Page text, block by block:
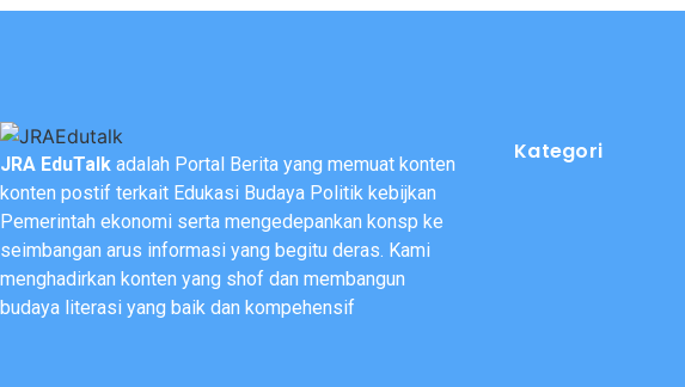
JRA EduTalk adalah Portal Berita yang memuat konten
konten postif terkait Edukasi Budaya Politik kebijkan
Pemerintah ekonomi serta mengedepankan konsp ke
seimbangan arus informasi yang begitu deras. Kami
menghadirkan konten yang shof dan membangun
budaya literasi yang baik dan kompehensif
Kategori